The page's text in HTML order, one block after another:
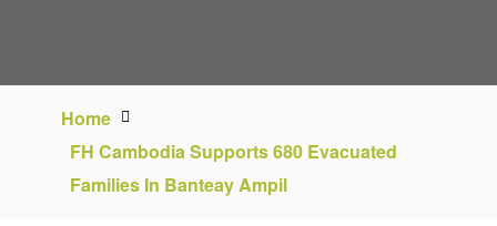
Home
FH Cambodia Supports 680 Evacuated
Families In Banteay Ampil